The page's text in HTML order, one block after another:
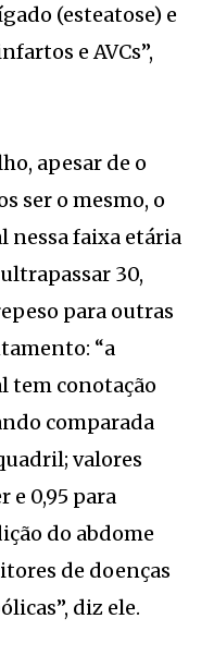
(esteatose) e
e AVCs”,
apesar de o
ser o mesmo, o
nessa faixa etária
30,
para outras
“a
tem conotação
comparada
valores
e 0,95 para
do abdome
de doenças
diz ele.